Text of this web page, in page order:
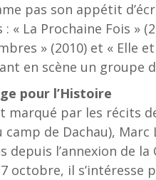
pas son appétit
: « La Prochaine Fois »
» (2010) et « Elle
en scène un groupe
pour l’Histoire
marqué par les récits
camp de Dachau),
depuis l’annexion de
octobre, il